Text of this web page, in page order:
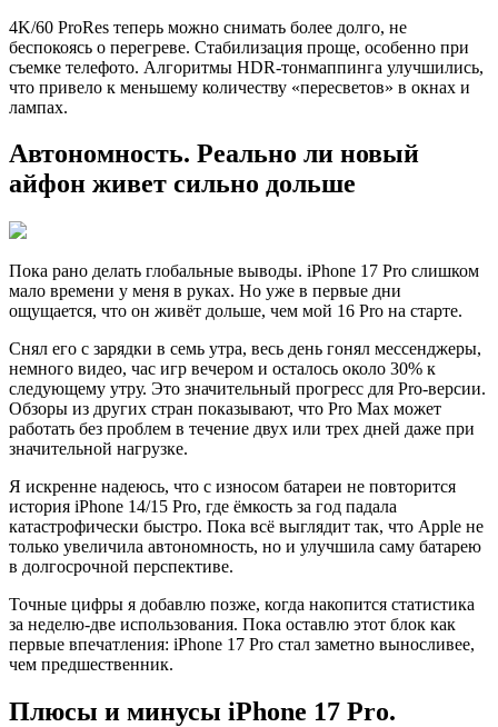
4K/60 ProRes теперь можно снимать более долго, не
беспокоясь о перегреве. Стабилизация проще, особенно при
съемке телефото. Алгоритмы HDR-тонмаппинга улучшились,
что привело к меньшему количеству «пересветов» в окнах и
лампах.
Автономность. Реально ли новый
айфон живет сильно дольше
Пока рано делать глобальные выводы. iPhone 17 Pro слишком
мало времени у меня в руках. Но уже в первые дни
ощущается, что он живёт дольше, чем мой 16 Pro на старте.
Снял его с зарядки в семь утра, весь день гонял мессенджеры,
немного видео, час игр вечером и осталось около 30% к
следующему утру. Это значительный прогресс для Pro-версии.
Обзоры из других стран показывают, что Pro Max может
работать без проблем в течение двух или трех дней даже при
значительной нагрузке.
Я искренне надеюсь, что с износом батареи не повторится
история iPhone 14/15 Pro, где ёмкость за год падала
катастрофически быстро. Пока всё выглядит так, что Apple не
только увеличила автономность, но и улучшила саму батарею
в долгосрочной перспективе.
Точные цифры я добавлю позже, когда накопится статистика
за неделю-две использования. Пока оставлю этот блок как
первые впечатления: iPhone 17 Pro стал заметно выносливее,
чем предшественник.
Плюсы и минусы iPhone 17 Pro.